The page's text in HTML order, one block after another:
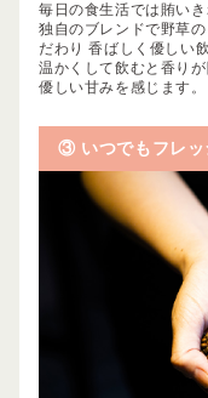
毎日の食生活では賄い
独自のブレンドで野草
だわり 香ばしく優しい
温かくして飲むと香り
優しい甘みを感じます。
③ いつでもフレッ